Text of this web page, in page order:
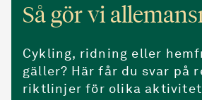
Så gör vi
Cykling, ridning eller
gäller? Här får du svar på
riktlinjer för olika